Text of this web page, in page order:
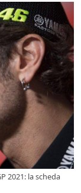
2021: la scheda